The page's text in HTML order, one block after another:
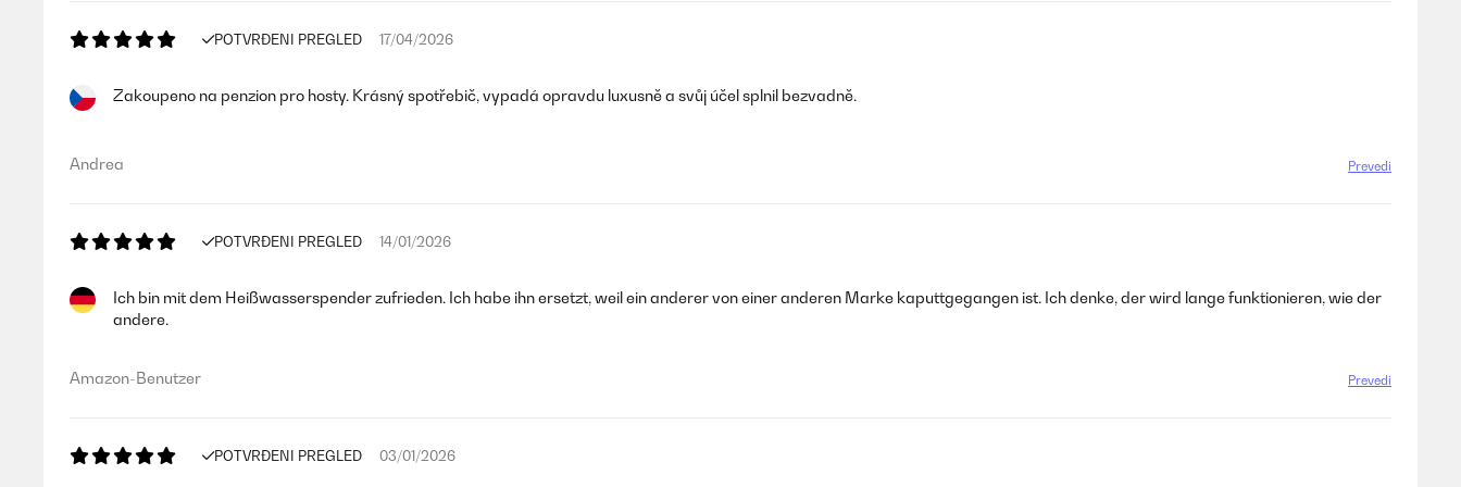
POTVRĐENI PREGLED 17/04/2026
Zakoupeno na penzion pro hosty. Krásný spotřebič, vypadá opravdu luxusně a svůj účel splnil bezvadně.
Andrea Prevedi
POTVRĐENI PREGLED 14/01/2026
Ich bin mit dem Heißwasserspender zufrieden. Ich habe ihn ersetzt, weil ein anderer von einer anderen Marke kaputtgegangen ist. Ich denke, der wird lange funktionieren, wie der
andere.
Amazon-Benutzer Prevedi
POTVRĐENI PREGLED 03/01/2026